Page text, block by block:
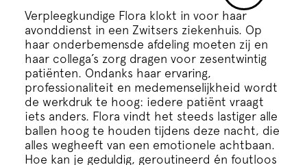
Cursus
Onderwijs
ECI Cultuurcafé
Verpleegkundige Flora klokt in voor haar
avonddienst in een Zwitsers ziekenhuis. Op
haar onderbemensde afdeling moeten zij en
haar collega’s zorg dragen voor zesentwintig
patiënten. Ondanks haar ervaring,
professionaliteit en medemenselijkheid wordt
de werkdruk te hoog: iedere patiënt vraagt
iets anders. Flora vindt het steeds lastiger alle
ballen hoog te houden tijdens deze nacht, die
alles wegheeft van een emotionele achtbaan.
Hoe kan je geduldig, geroutineerd én foutloos